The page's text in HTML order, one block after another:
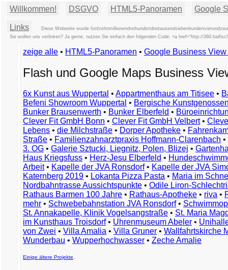
Willkommen! DSGVO HTML5-Panoramen Google
Links
Diese Webseite wurde
Sie wollen uns verlinken? Ja gerne, nutzen Sie einfach den folgenden Code: <a href="http://
zeige alle • HTML5-Panoramen • Google Business
Flash und Google Maps Business
6x Kunst aus Wuppertal • Appartmenthaus am Titisee •
Befeni Showroom Wuppertal • Bergische
Bunker Brausenwerth • Bunker Elberfeld •
Clever Fit GmbH Bonn • Clever Fit GmbH Velbert•
Lebens • die Milchstraße • Dorper Apotheke •
Straße • Familienzahnarztpraxis Hoffmann-Clarenbach •
3. OG • Galerie Sztucki, Liegnitz, Polen, Blizej •
Haus Kriegsfuss • Herz-Jesu Elberfeld •
Arbeit• Kapelle der JVA Ronsdorf• Kapelle der JVA
Katernberg 2019 • Lokanta Pizza Pasta • Maria im
Nordbahntrasse Aussichtspunkte • Odile Liron-
Rathaus Barmen 100 Jahre • Rathaus-Apotheke • riva •
mehr • Schwebebahnstation JVA Ronsdorf•
St. Annakapelle, Klinik Vogelsangstraße • St. Maria
im Kunsthaus Troisdorf• Uhrenmuseum Abeler •
von Zwei • Villa Amalia • Villa Gruner • Wallfahrtskirche
Wunderbau • Wupperhochwasser • Zeche Amalie
Einige ältere Projekte